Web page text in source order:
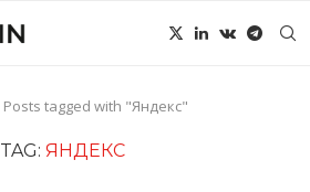
Posts tagged with "Яндекс"
TAG: ЯНДЕКС